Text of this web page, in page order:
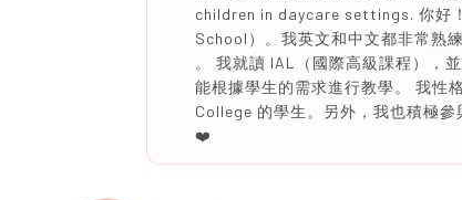
children in daycare settings. 你好
School）。我英文和中文都非常熟
。 我就讀 IAL（國際高級課程），
能根據學生的需求進行教學。 我性
College 的學生。另外，我也積極
❤️